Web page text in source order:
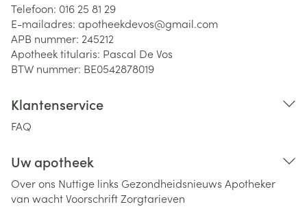
Telefoon: 016 25 81 29
E-mailadres: apotheekdevos@gmail.com
APB nummer: 245212
Apotheek titularis: Pascal De Vos
BTW nummer: BE0542878019
Klantenservice
FAQ
Uw apotheek
Over ons Nuttige links Gezondheidsnieuws Apotheker
van wachtVoorschriftZorgtarieven